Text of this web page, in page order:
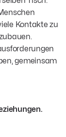
Kontakte zu
gemeinsam